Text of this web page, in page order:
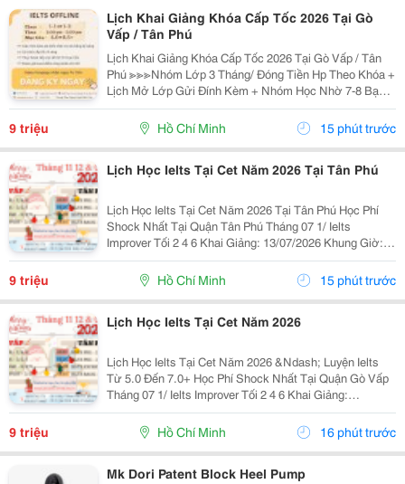
Lịch Khai Giảng Khóa Cấp Tốc 2026 Tại Gò
Vấp / Tân Phú
Lịch Khai Giảng Khóa Cấp Tốc 2026 Tại Gò Vấp / Tân
Phú ≫≫≫Nhóm Lớp 3 Tháng/ Đóng Tiền Hp Theo Khóa +
Lịch Mở Lớp Gửi Đính Kèm + Nhóm Học Nhờ 7-8 Bạn/
Lớp + Giáo Trình Ielts Có Band Điểm Lộ Trình, Sách
Nước Ngoài Bám Sát + Chia Đều 4 Kỹ...
9 triệu Hồ Chí Minh 15 phút trước
Lịch Học Ielts Tại Cet Năm 2026 Tại Tân Phú
Lịch Học Ielts Tại Cet Năm 2026 Tại Tân Phú Học Phí
Shock Nhất Tại Quận Tân Phú Tháng 07 1/ Ielts
Improver Tối 2 4 6 Khai Giảng: 13/07/2026 Khung Giờ:
18:00 Đến 21:00 Học Phí Ưu Đãi 5% Khi Đăng Ký 2/ Ielts
Basic Tối 3 5 7 Khai...
9 triệu Hồ Chí Minh 15 phút trước
Lịch Học Ielts Tại Cet Năm 2026
Lịch Học Ielts Tại Cet Năm 2026 &Ndash; Luyện Ielts
Từ 5.0 Đến 7.0+ Học Phí Shock Nhất Tại Quận Gò Vấp
Tháng 07 1/ Ielts Improver Tối 2 4 6 Khai Giảng:
13/07/2026 Khung Giờ: 18:00 Đến 21:00 Học Phí Ưu Đãi
5% Khi Đăng Ký 2/ Ielts...
9 triệu Hồ Chí Minh 16 phút trước
Mk Dori Patent Block Heel Pump